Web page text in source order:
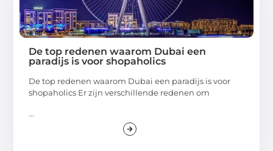
De top redenen waarom Dubai een
paradijs is voor shopaholics
De top redenen waarom Dubai een paradijs is voor
shopaholics Er zijn verschillende redenen om
...